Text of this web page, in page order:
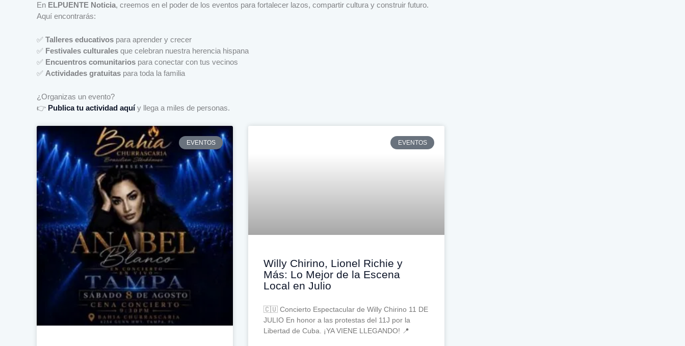
En ELPUENTE Noticia, creemos en el poder de los eventos para fortalecer lazos, compartir cultura y construir futuro.
Aquí encontrarás:
✅ Talleres educativos para aprender y crecer
✅ Festivales culturales que celebran nuestra herencia hispana
✅ Encuentros comunitarios para conectar con tus vecinos
✅ Actividades gratuitas para toda la familia
¿Organizas un evento?
👉 Publica tu actividad aquíy llega a miles de personas.
EVENTOS EVENTOS
Willy Chirino, Lionel Richie y
Más: Lo Mejor de la Escena
Local en Julio
🇨🇺 Concierto Espectacular de Willy Chirino 11 DE
JULIO En honor a las protestas del 11J por la
Libertad de Cuba. ¡YA VIENE LLEGANDO! 📍